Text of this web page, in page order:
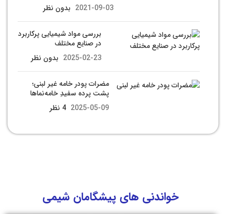
2021-09-03 بدون نظر
بررسی مواد شیمیایی پرکاربرد
در صنایع مختلف
2025-02-23 بدون نظر
مضرات پودر خامه غیر لبنی؛
پشت پرده سفیدِ خامه‌نماها
2025-05-09 4 نظر
خواندنی های پیشگامان شیمی